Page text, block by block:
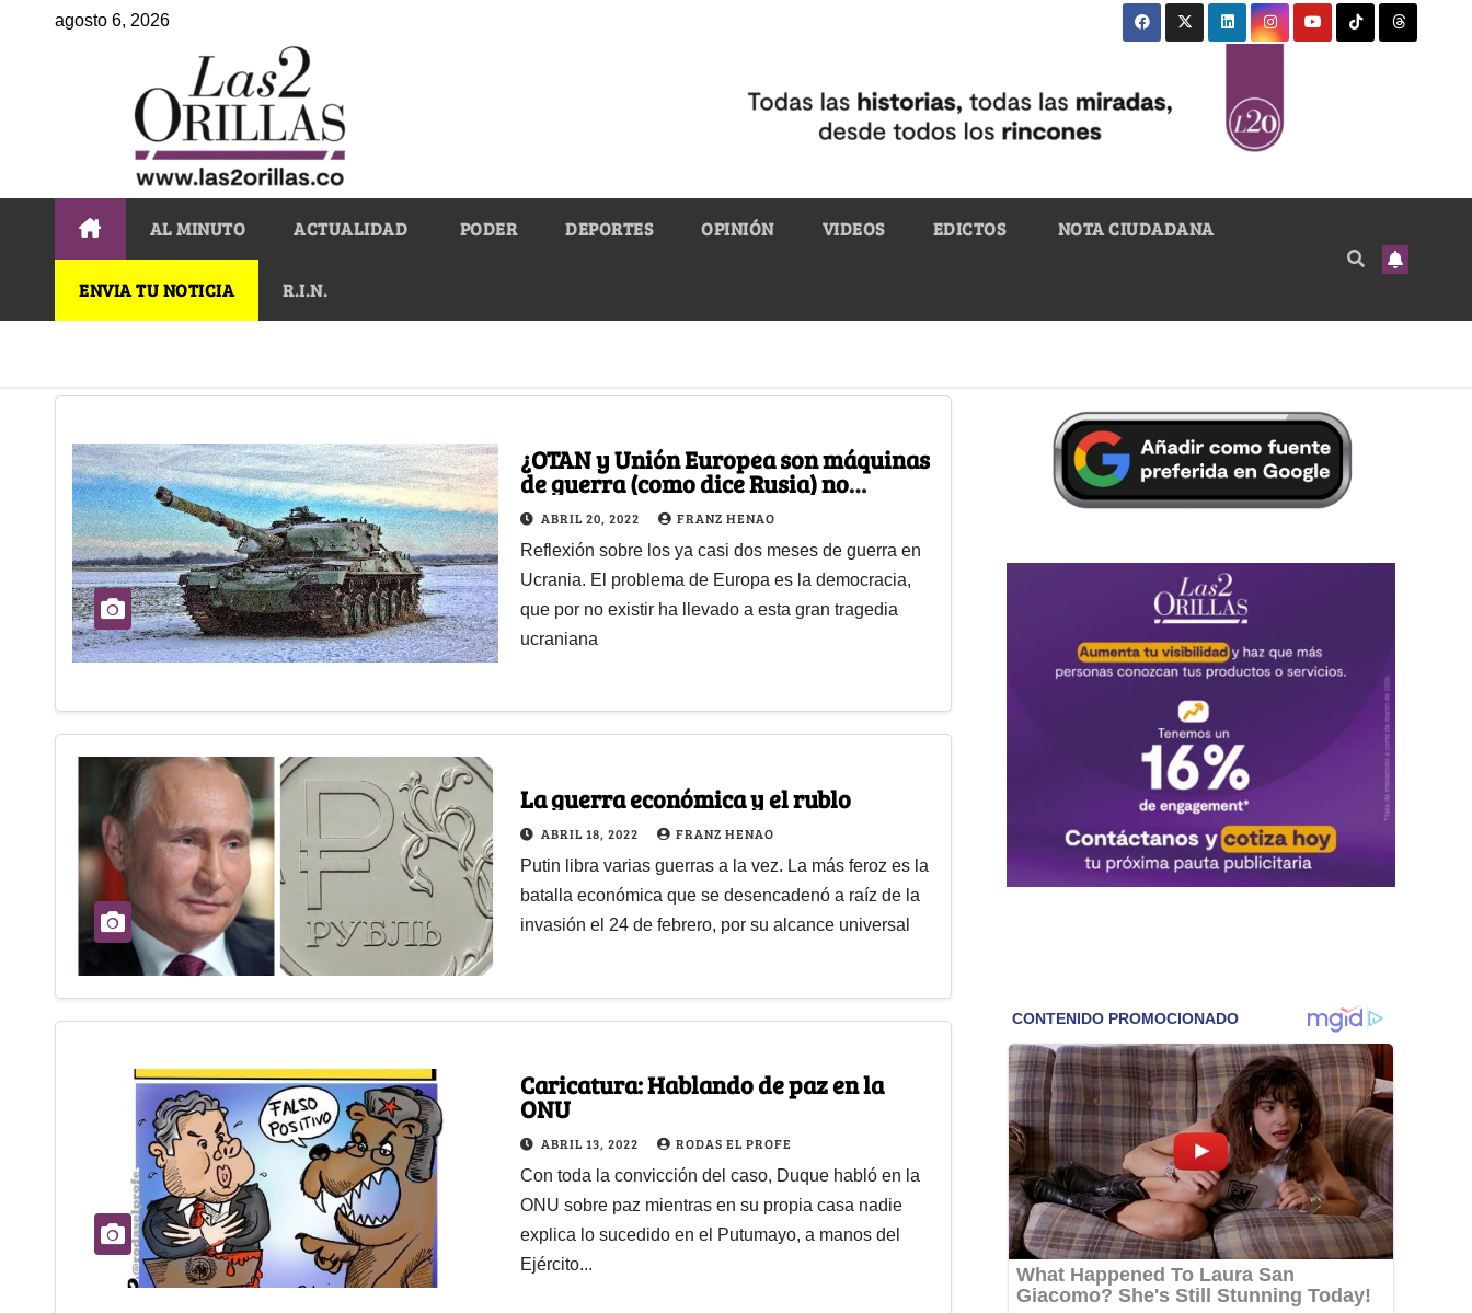
agosto 6, 2026
AL MINUTO ACTUALIDAD PODER DEPORTES OPINIÓN VIDEOS EDICTOS NOTA CIUDADANA
ENVIA TU NOTICIA R.I.N.
¿OTAN y Unión Europea son máquinas
de guerra (como dice Rusia) no
comprometidas con la paz?
ABRIL 20, 2022 FRANZ HENAO
Reflexión sobre los ya casi dos meses de guerra en
Ucrania. El problema de Europa es la democracia,
que por no existir ha llevado a esta gran tragedia
ucraniana
La guerra económica y el rublo
ABRIL 18, 2022 FRANZ HENAO
Putin libra varias guerras a la vez. La más feroz es la
batalla económica que se desencadenó a raíz de la
invasión el 24 de febrero, por su alcance universal
Caricatura: Hablando de paz en la
ONU
ABRIL 13, 2022 RODAS EL PROFE
Con toda la convicción del caso, Duque habló en la
ONU sobre paz mientras en su propia casa nadie
explica lo sucedido en el Putumayo, a manos del
Ejército...